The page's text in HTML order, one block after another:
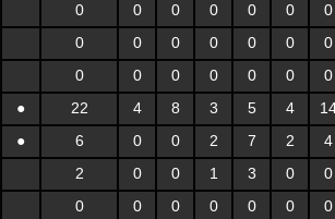
0 0 0 0 0 0
0
0 0 0 0 0 0
0
0 0 0 0 0 0
0
● 22 4 8 3 5 4
● 6 0 0 2 7 2
4
2 0 0 1 3 0
0
0 0 0 0 0 0
0